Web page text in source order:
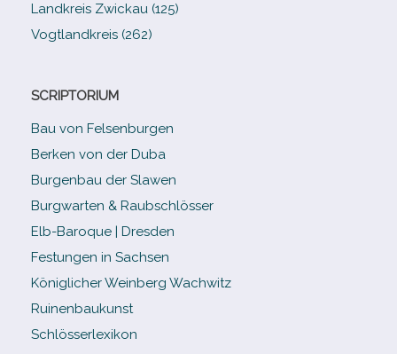
Landkreis Zwickau (125)
Vogtlandkreis (262)
SCRIPTORIUM
Bau von Felsenburgen
Berken von der Duba
Burgenbau der Slawen
Burgwarten & Raubschlösser
Elb-​Baroque | Dresden
Festungen in Sachsen
Königlicher Weinberg Wachwitz
Ruinenbaukunst
Schlösserlexikon